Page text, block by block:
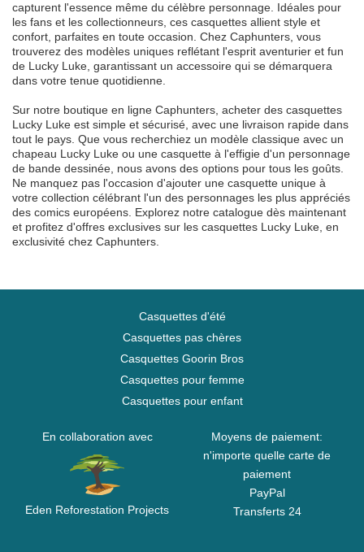
capturent l'essence même du célèbre personnage. Idéales pour
les fans et les collectionneurs, ces casquettes allient style et
confort, parfaites en toute occasion. Chez Caphunters, vous
trouverez des modèles uniques reflétant l'esprit aventurier et fun
de Lucky Luke, garantissant un accessoire qui se démarquera
dans votre tenue quotidienne.
Sur notre boutique en ligne Caphunters, acheter des casquettes
Lucky Luke est simple et sécurisé, avec une livraison rapide dans
tout le pays. Que vous recherchiez un modèle classique avec un
chapeau Lucky Luke ou une casquette à l'effigie d'un personnage
de bande dessinée, nous avons des options pour tous les goûts.
Ne manquez pas l'occasion d'ajouter une casquette unique à
votre collection célébrant l'un des personnages les plus appréciés
des comics européens. Explorez notre catalogue dès maintenant
et profitez d'offres exclusives sur les casquettes Lucky Luke, en
exclusivité chez Caphunters.
Casquettes d'été
Casquettes pas chères
Casquettes Goorin Bros
Casquettes pour femme
Casquettes pour enfant
En collaboration avec
Eden Reforestation Projects
Moyens de paiement:
n'importe quelle carte de
paiement
PayPal
Transferts 24